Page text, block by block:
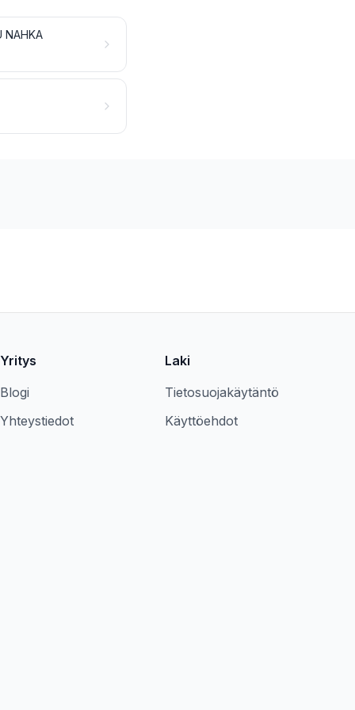
NAHKA
Yritys
Blogi
Yhteystiedot
Laki
Tietosuojakäytäntö
Käyttöehdot